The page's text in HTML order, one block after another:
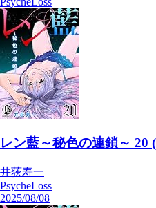
レン藍～秘色の連鎖～ 20
井荻寿一
PsycheLoss
2025/08/08